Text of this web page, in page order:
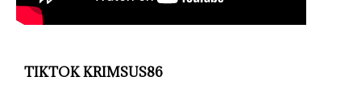
TIKTOK KRIMSUS86